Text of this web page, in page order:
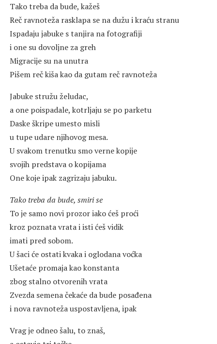
Tako treba da bude, kažeš
Reč ravnoteža rasklapa se na dužu i kraću stranu
Ispadaju jabuke s tanjira na fotografiji
i one su dovoljne za greh
Migracije su na unutra
Pišem reč kiša kao da gutam reč ravnoteža
Jabuke stružu želudac,
a one poispadale, kotrljaju se po parketu
Daske škripe umesto misli
u tupe udare njihovog mesa.
U svakom trenutku smo verne kopije
svojih predstava o kopijama
One koje ipak zagrizaju jabuku.
Tako treba da bude, smiri se
To je samo novi prozor iako ćeš proći
kroz poznata vrata i isti ćeš vidik
imati pred sobom.
U šaci će ostati kvaka i oglodana voćka
Ušetaće promaja kao konstanta
zbog stalno otvorenih vrata
Zvezda semena čekaće da bude posađena
i nova ravnoteža uspostavljena, ipak
Vrag je odneo šalu, to znaš,